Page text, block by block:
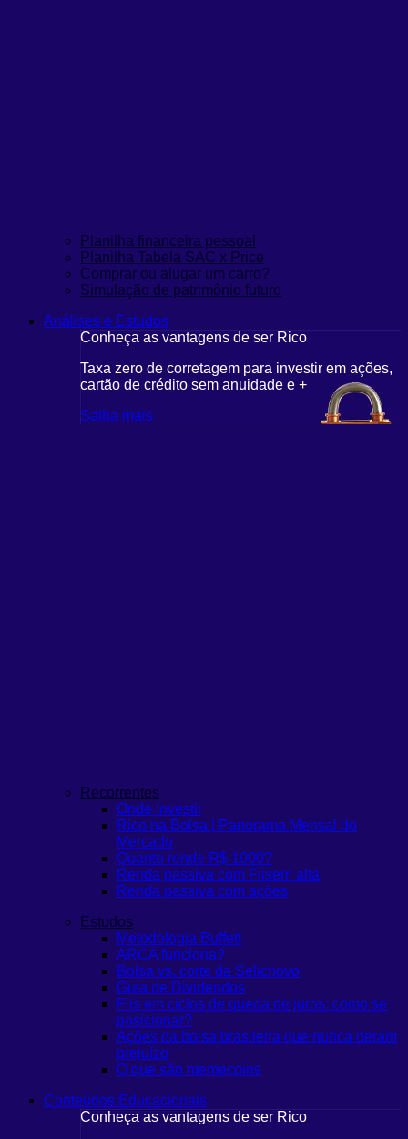
Planilha financeira pessoal
Planilha Tabela SAC x Price
Comprar ou alugar um carro?
Simulação de patrimônio futuro
Análises e Estudos
Conheça as vantagens de ser Rico
Taxa zero de corretagem para investir em ações,
cartão de crédito sem anuidade e +
Saiba mais
Recorrentes
Onde Investir
Rico na Bolsa | Panorama Mensal do
Mercado
Quanto rende R$ 1000?
Renda passiva com Fiisem alta
Renda passiva com ações
Estudos
Metodologia Buffett
ARCA funciona?
Bolsa vs. corte da Selicnovo
Guia de Dividendos
Fiis em ciclos de queda de juros: como se
posicionar?
Ações da bolsa brasileira que nunca deram
prejuízo
O que são memecoins
Conteúdos Educacionais
Conheça as vantagens de ser Rico